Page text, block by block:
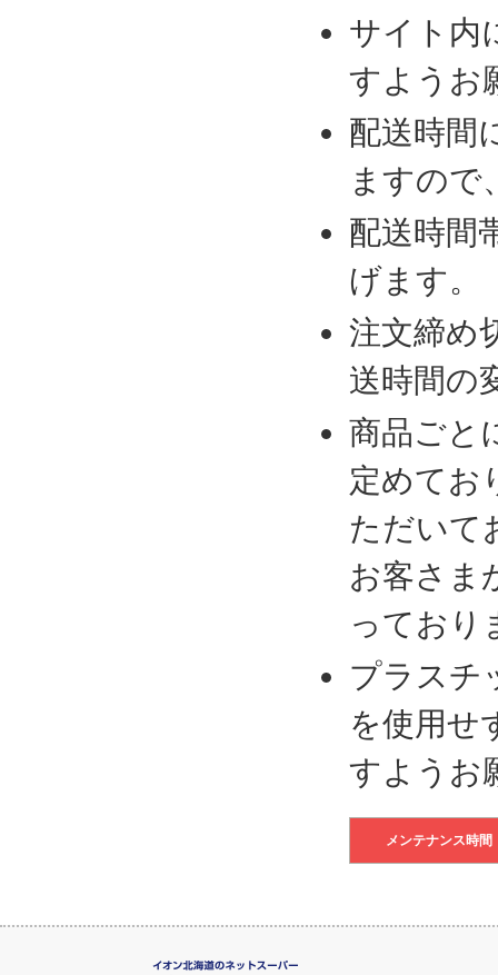
サイト内
すようお
配送時間
ますので
配送時間
げます。
注文締め
送時間の
商品ごと
定めてお
ただいて
お客さま
っており
プラスチ
を使用せ
すようお
メンテナンス時間